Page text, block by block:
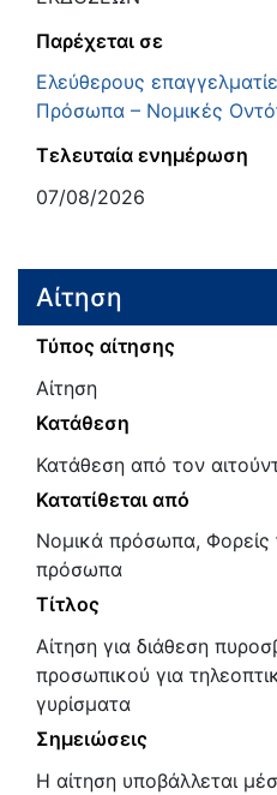
Παρέχεται σε
Ελεύθερους
Πρόσωπα – Νομικές
Τελευταία ενημέρωση
07/08/2026
Αίτηση
Τύπος αίτησης
Αίτηση
Κατάθεση
Κατάθεση από τον
Κατατίθεται από
Νομικά πρόσωπα, Φορείς
πρόσωπα
Τίτλος
Αίτηση για διάθεση
προσωπικού για
γυρίσματα
Σημειώσεις
Η αίτηση υποβάλλεται